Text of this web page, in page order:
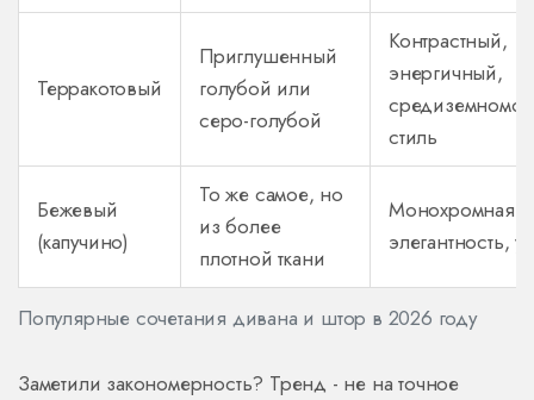
Популярные сочетания дивана и штор в 2026 году
Терракотовый
Приглушенный
голубой или
серо-голубой
Контрастный,
энергичный,
стиль
Бежевый
(капучино)
То же самое, но
из более
плотной ткани
Монохромная
элегантность,
Заметили закономерность? Тренд - не на точное